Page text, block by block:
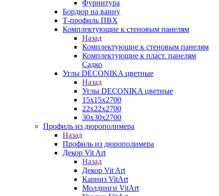
Фурнитура
Бордюр на ванну
Т-профиль ПВХ
Комплектующие к стеновым панелям
Назад
Комплектующие к стеновым панелям
Комплектующие к пласт. панелям
Садко
Углы DECONIKA цветные
Назад
Углы DECONIKA цветные
15х15х2700
22х22х2700
30х30х2700
Профиль из дюрополимера
Назад
Профиль из дюрополимера
Декор Vit Art
Назад
Декор Vit Art
Карниз VitArt
Молдинги VitArt